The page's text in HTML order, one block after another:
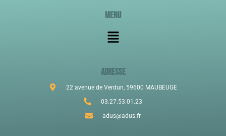
Menu
ADRESSE
22 avenue de Verdun, 59600 MAUBEUGE
03.27.53.01.23
adus@adus.fr